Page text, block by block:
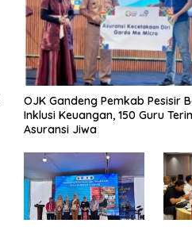
OJK Gandeng Pemkab Pesisir
Inklusi Keuangan, 150 Guru
Asuransi Jiwa